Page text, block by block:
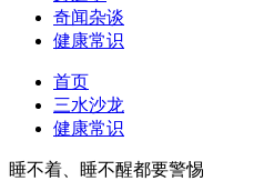
奇闻杂谈
健康常识
首页
三水沙龙
健康常识
睡不着、睡不醒都要警惕